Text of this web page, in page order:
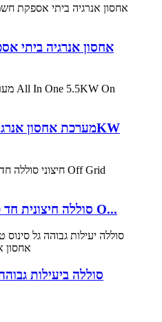
אחסון אנרגיה ביתי
5500w סוללה חיצונית חד פאזי תדר O...